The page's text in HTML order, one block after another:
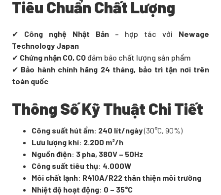
Tiêu Chuẩn Chất Lượng
✔ Công nghệ Nhật Bản – hợp tác với Newage
Technology Japan
✔ Chứng nhận CO, CQ đảm bảo chất lượng sản phẩm
✔ Bảo hành chính hãng 24 tháng, bảo trì tận nơi trên
toàn quốc
Thông Số Kỹ Thuật Chi Tiết
Công suất hút ẩm: 240 lít/ngày(30°C, 90%)
Lưu lượng khí: 2.200 m³/h
Nguồn điện: 3 pha, 380V – 50Hz
Công suất tiêu thụ: 4.000W
Môi chất lạnh: R410A/R22 thân thiện môi trường
Nhiệt độ hoạt động: 0 – 35°C